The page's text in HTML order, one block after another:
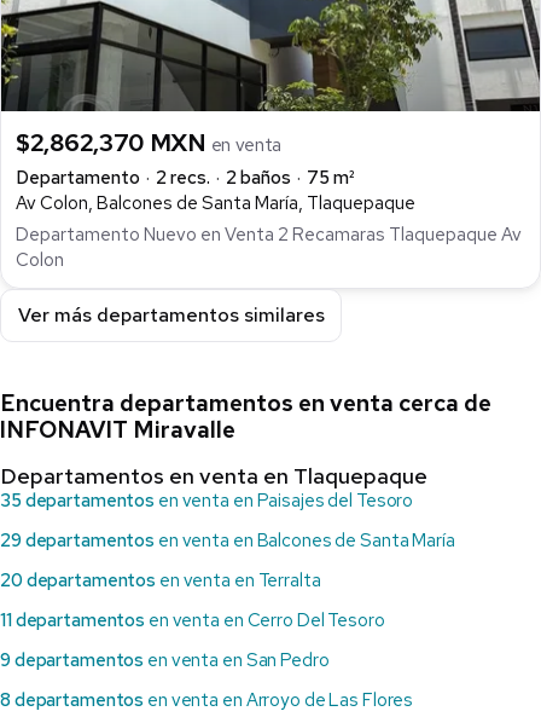
$2,862,370 MXN en venta
Departamento
2 recs. 2 baños
75 m²
Av Colon, Balcones de Santa María, Tlaquepaque
Departamento Nuevo en Venta 2 Recamaras Tlaquepaque Av
Colon
Ver más departamentos similares
Encuentra departamentos en venta cerca de
INFONAVIT Miravalle
Departamentos en venta en Tlaquepaque
35 departamentos en venta en Paisajes del Tesoro
29 departamentos en venta en Balcones de Santa María
20 departamentos en venta en Terralta
11 departamentos en venta en Cerro Del Tesoro
9 departamentos en venta en San Pedro
8 departamentos en venta en Arroyo de Las Flores